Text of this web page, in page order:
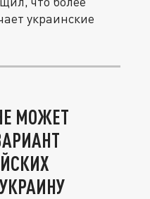
украинские
МОЖЕТ